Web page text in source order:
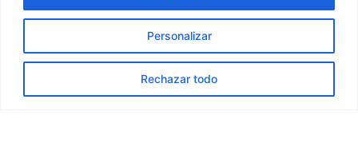
Personalizar
Rechazar todo